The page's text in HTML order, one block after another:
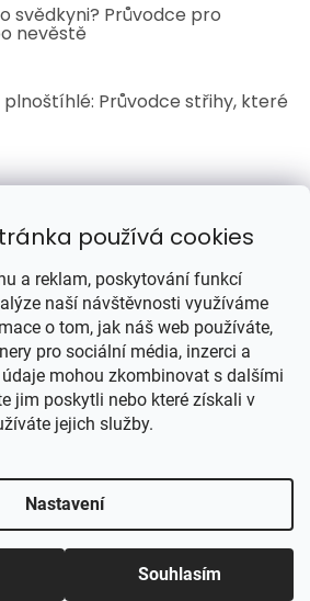
používá cookies
a reklam, poskytování funkcí
naší návštěvnosti využíváme
o tom, jak náš web používáte,
pro sociální média, inzerci a
mohou zkombinovat s dalšími
jim poskytli nebo které získali v
jejich služby.
Nastavení
Souhlasím
svědkyni? Průvodce pro
nevěstě
Průvodce střihy, které
Vytvořil Shoptet
PPC-systemy.cz